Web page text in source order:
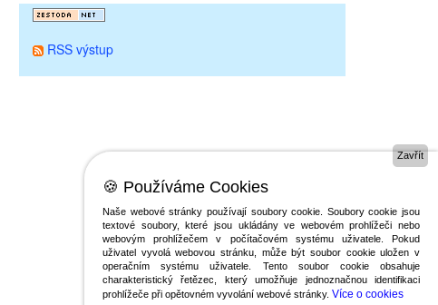
RSS výstup
Zavřít
🍪 Používáme Cookies
Naše webové stránky používají soubory cookie. Soubory cookie jsou
textové soubory, které jsou ukládány ve webovém prohlížeči nebo
webovým prohlížečem v počítačovém systému uživatele. Pokud
uživatel vyvolá webovou stránku, může být soubor cookie uložen v
operačním systému uživatele. Tento soubor cookie obsahuje
charakteristický řetězec, který umožňuje jednoznačnou identifikaci
prohlížeče při opětovném vyvolání webové stránky. Více o cookies